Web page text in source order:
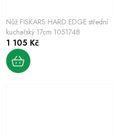
Nůž FISKARS HARD EDGE střední
kuchařský 17cm 1051748
1 105 Kč